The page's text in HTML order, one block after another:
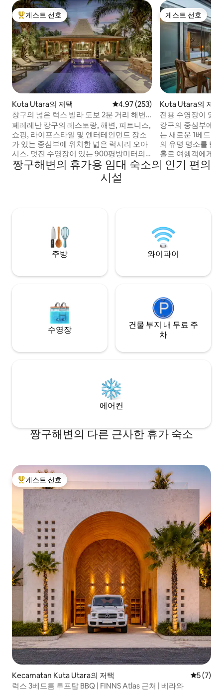
상위 게스트 선호
게스트 선호
Kuta Utara의 저택 평점 4.97점(5점 만점), 후기 253
4.97 (253)
창구의 넓은 럭스 빌라 도보 2분 거리 해변
& 엔터테인먼트
페레레난 캉구의 레스토랑, 해변, 피트니스,
쇼핑, 라이프스타일 및 엔터테인먼트 장소
가 있는 중심부에 위치한 넓은 럭셔리 오아
시스. 멋진 수영장이 있는 900평방미터의
거대한 빌라. 중심가까지 도보로 이동이 편
리합니다. 조식 및 청소 주 5일. 거대한 별도
의 거실 에어컨. 욕실이 딸린 럭셔리 킹사이
코 비치 클럽 핀스, 아틀라스, 더론 등까지
쉽게 이동할 수 있습니다.
게스트 선호
게스트 선호
Kuta Utara의 저택
전용 수영장이 있
라
캉구의 중심부에
는 새로운 1베드룸
의 유명 명소를 탐
홀로 여행객에게
한 레스토랑, 상점,
필라테스, 카페 및
간이 있습니다.
짱구해변의 휴가용 임대 숙소의 인기 편의
시설
주방 와이파이
수영장
건물 부지 내 무료 주
차
에어컨
짱구해변의 다른 근사한 휴가 숙소
상위 게스트 선호
게스트 선호
Kecamatan Kuta Utara의 저택 평점 5점
5 (7)
럭스 3베드룸 루프탑 BBQ | FINNS Atlas 근처 | 베라와